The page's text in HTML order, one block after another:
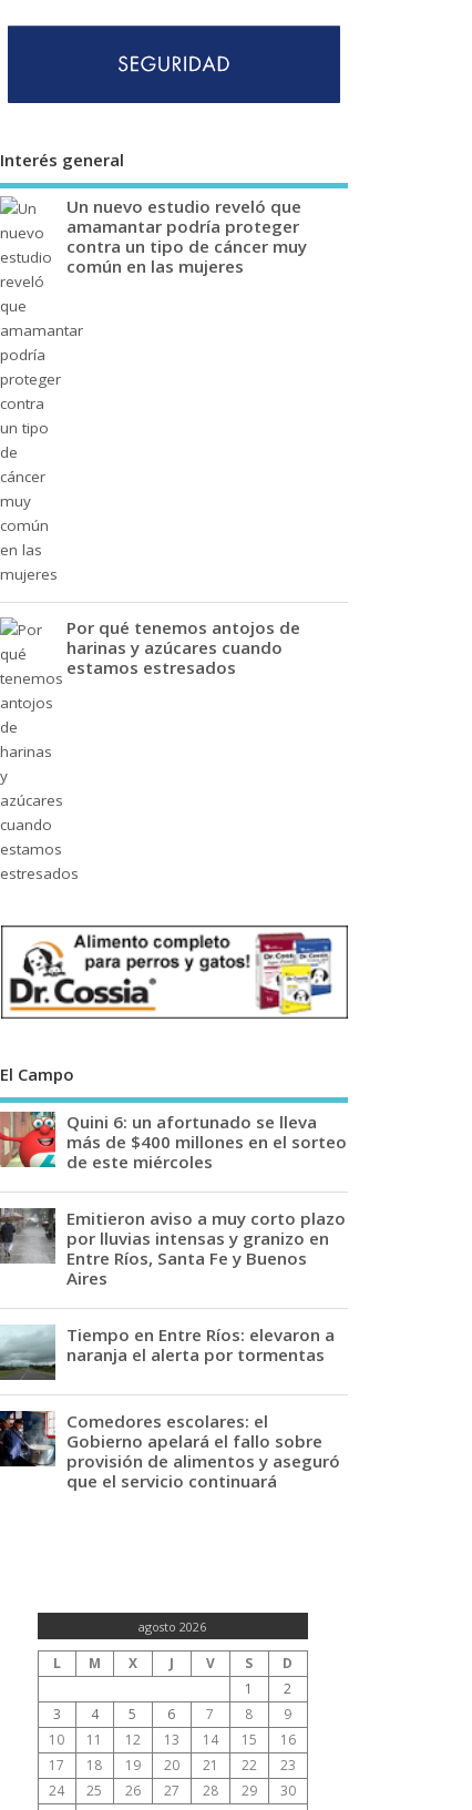
Interés general
Un nuevo estudio reveló que
amamantar podría proteger
contra un tipo de cáncer muy
común en las mujeres
Por qué tenemos antojos de
harinas y azúcares cuando
estamos estresados
El Campo
Quini 6: un afortunado se lleva
más de $400 millones en el sorteo
de este miércoles
Emitieron aviso a muy corto plazo
por lluvias intensas y granizo en
Entre Ríos, Santa Fe y Buenos
Aires
Tiempo en Entre Ríos: elevaron a
naranja el alerta por tormentas
Comedores escolares: el
Gobierno apelará el fallo sobre
provisión de alimentos y aseguró
que el servicio continuará
agosto 2026
L M X J V S
D
1
2
3
4 5 6 7 8
9
10
11 12 13 14 15
16
17
18 19 20 21 22
23
24
25 26 27 28 29
30